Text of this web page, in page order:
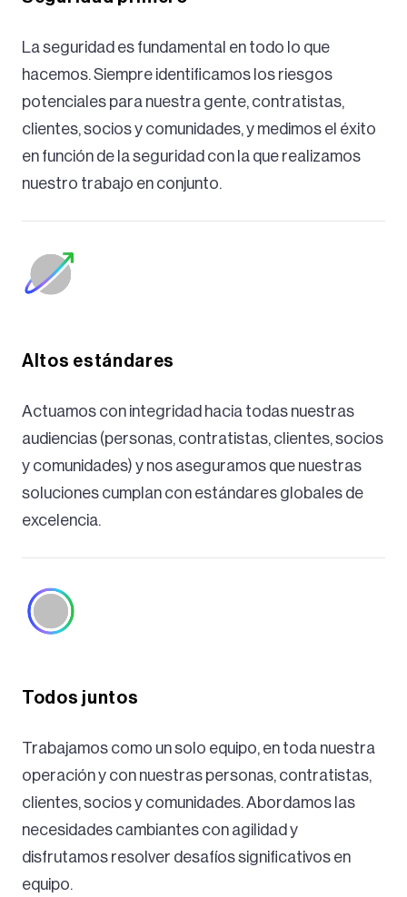
La seguridad es fundamental en todo lo que
hacemos. Siempre identificamos los riesgos
potenciales para nuestra gente, contratistas,
clientes, socios y comunidades, y medimos el éxito
en función de la seguridad con la que realizamos
nuestro trabajo en conjunto.
Altos estándares
Actuamos con integridad hacia todas nuestras
audiencias (personas, contratistas, clientes, socios
y comunidades) y nos aseguramos que nuestras
soluciones cumplan con estándares globales de
excelencia.
Todos juntos
Trabajamos como un solo equipo, en toda nuestra
operación y con nuestras personas, contratistas,
clientes, socios y comunidades. Abordamos las
necesidades cambiantes con agilidad y
disfrutamos resolver desafíos significativos en
equipo.